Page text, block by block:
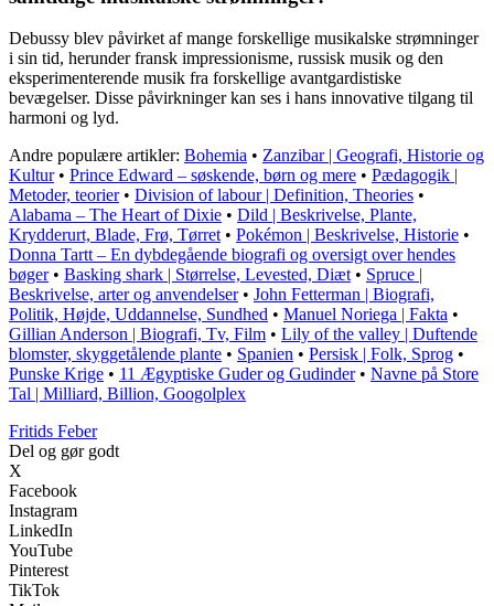
Debussy blev påvirket af mange forskellige musikalske strømninger
i sin tid, herunder fransk impressionisme, russisk musik og den
eksperimenterende musik fra forskellige avantgardistiske
bevægelser. Disse påvirkninger kan ses i hans innovative tilgang til
harmoni og lyd.
Andre populære artikler: Bohemia • Zanzibar | Geografi, Historie og
Kultur• Prince Edward – søskende, børn og mere • Pædagogik |
Metoder, teorier• Division of labour | Definition, Theories •
Alabama – The Heart of Dixie • Dild | Beskrivelse, Plante,
Krydderurt, Blade, Frø, Tørret • Pokémon | Beskrivelse, Historie •
Donna Tartt – En dybdegående biografi og oversigt over hendes
bøger• Basking shark | Størrelse, Levested, Diæt • Spruce |
Beskrivelse, arter og anvendelser• John Fetterman | Biografi,
Politik, Højde, Uddannelse, Sundhed • Manuel Noriega | Fakta •
Gillian Anderson | Biografi, Tv, Film • Lily of the valley | Duftende
blomster, skyggetålende plante • Spanien • Persisk | Folk, Sprog •
Punske Krige • 11 Ægyptiske Guder og Gudinder• Navne på Store
Tal | Milliard, Billion, Googolplex
Fritids Feber
Del og gør godt
X
Facebook
Instagram
LinkedIn
YouTube
Pinterest
TikTok